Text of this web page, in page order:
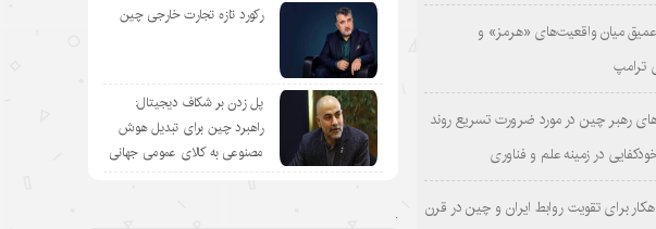
میان واقعیت‌های «هرمز» و
ترامپ
رهبر چین در مورد ضرورت تسریع روند
در زمینه علم و فناوری
برای تقویت روابط ایران و چین در قرن
رکورد تازه تجارت خارجی چین
پل زدن بر شکاف دیجیتال:
راهبرد چین برای تبدیل هوش
مصنوعی به کالای عمومی جهانی
.